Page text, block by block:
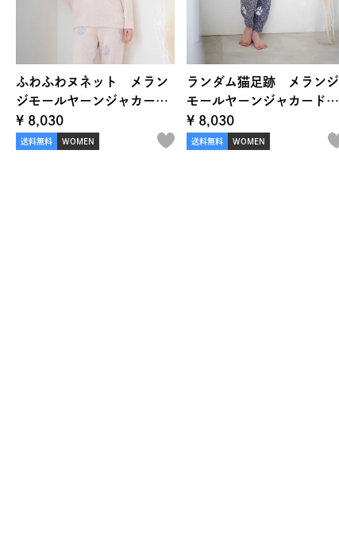
ふわふわヌネット メラン
ジモールヤーンジャカー
ド プルオーバー
送料無料 WOMEN
¥ 8,030
ランダム猫足跡 メランジ
モールヤーンジャカード
ロングパンツ
送料無料 WOMEN
¥ 8,030